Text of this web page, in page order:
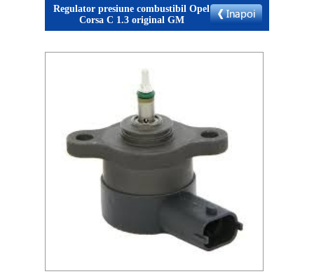
Regulator presiune combustibil Opel
Corsa C 1.3 original GM